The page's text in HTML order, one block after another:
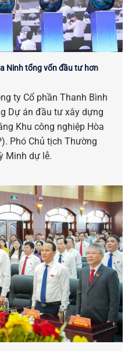
Ninh tổng vốn đầu tư hơn
ty Cổ phần Thanh Bình
Dự án đầu tư xây dựng
Khu công nghiệp Hòa
Phó Chủ tịch Thường
Minh dự lễ.